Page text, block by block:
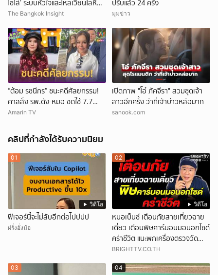
โซโล่’ ระบบหัวใจและไหลเวียนโลหิต
ล้มเหลว
The Bangkok Insight
ปรับแล้ว 24 ครั้ง
มุมข่าว
“ต้อม รชนีกร” ชนะคดีศัลยกรรม!
ศาลสั่ง รพ.ดัง-หมอ ชดใช้ 7.7
ล้าน
Amarin TV
เปิดภาพ "โอ๋ ภัคจีรา" สวมชุดเจ้า
สาวอีกครั้ง ว่าที่เจ้าบ่าวหล่อมาก
sanook.com
คลิปที่กำลังได้รับความนิยม
วิดีโอ
01
ฟีเจอร์นี้จะไม่ลับอีกต่อไปปปป
ฝรั่งอั่งม้อ
วิดีโอ
02
หมอเบ็นซ์ เตือนภัยสายเที่ยวฉาย
เดี่ยว เตือนพิษคาร์บอนมอนอกไซด์
คร่าชีวิต แนะพกเครื่องตรวจวัด
ติดตัว
BRIGHTTV.CO.TH
03 04